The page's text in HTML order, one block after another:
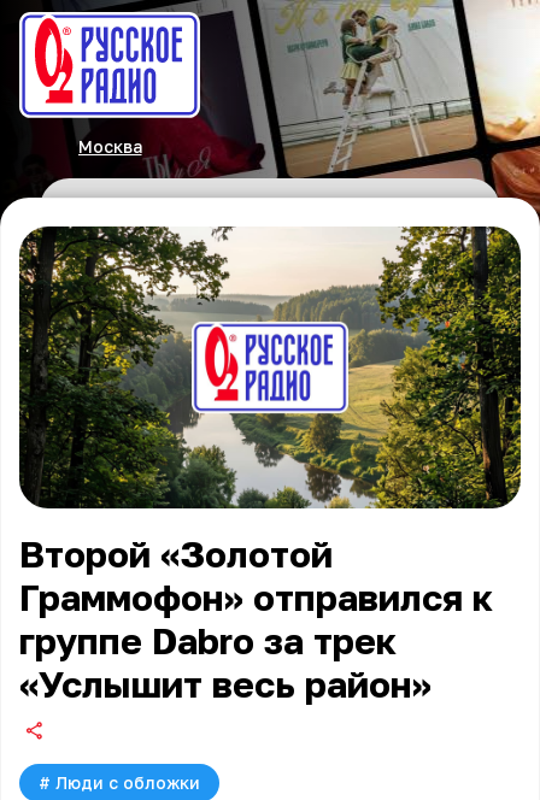
Москва
Второй «Золотой
Граммофон» отправился к
группе Dabro за трек
«Услышит весь район»
# Люди с обложки